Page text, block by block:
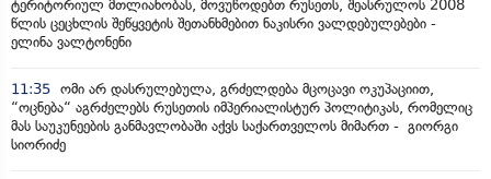
ტერიტორიულ მთლიანობას, მოვუწოდებთ რუსეთს, შეასრულოს 2008
წლის ცეცხლის შეწყვეტის შეთანხმებით ნაკისრი ვალდებულებები -
ელინა ვალტონენი
11:35 ომი არ დასრულებულა, გრძელდება მცოცავი ოკუპაციით,
“ოცნება“ აგრძელებს რუსეთის იმპერიალისტურ პოლიტიკას, რომელიც
მას საუკუნეების განმავლობაში აქვს საქართველოს მიმართ - გიორგი
სიორიძე